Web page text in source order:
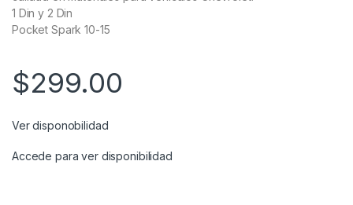
1 Din y 2 Din
Pocket Spark 10-15
$299.00
Ver disponobilidad
Accede para ver disponibilidad